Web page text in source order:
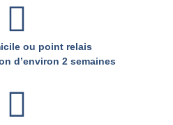
ou point relais
d’environ 2 semaines